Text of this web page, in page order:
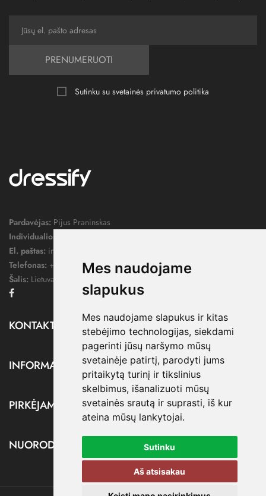
Mes naudojame
slapukus
Mes naudojame slapukus ir kitas
stebėjimo technologijas, siekdami
pagerinti jūsų naršymo mūsų
svetainėje patirtį, parodyti jums
pritaikytą turinį ir tikslinius
skelbimus, išanalizuoti mūsų
svetainės srautą ir suprasti, iš kur
ateina mūsų lankytojai.
Sutinku
Aš atsisakau
PRENUMERUOTI
Sutinku su svetainės privatumo politika
Pardavėjas: Pijus Praninskas
Individualios veiklos pažymos nr.:
El. paštas: info@dressify.lt
Telefonas: +370 676 78578
Šalis: Lietuva
KONTAKTAI
INFORMACIJA
PIRKĖJAMS
NUORODOS